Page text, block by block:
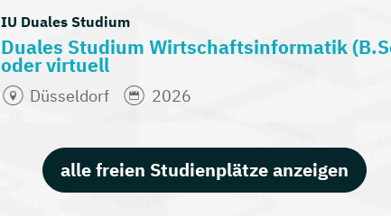
IU Duales Studium
Duales Studium Wirtschaftsinformatik
oder virtuell
Düsseldorf 2026
alle freien Studienplätze anzeigen